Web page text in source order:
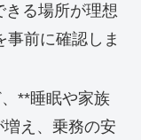
きる場所が理想
事前に確認しま
**睡眠や家族
え、乗務の安